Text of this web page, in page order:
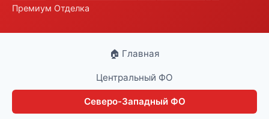
Премиум Отделка
🏠 Главная
Центральный ФО
Северо-Западный ФО